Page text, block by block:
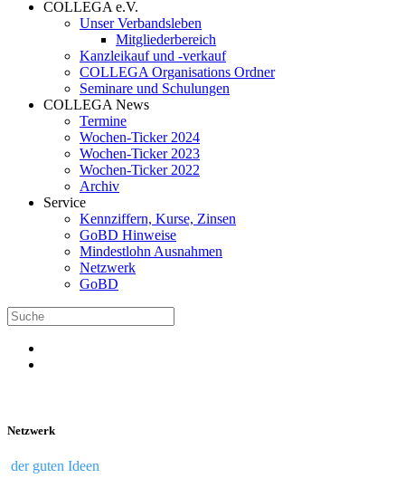
COLLEGA e.V.
Unser Verbandsleben
Mitgliederbereich
Kanzleikauf und -verkauf
COLLEGA Organisations Ordner
Seminare und Schulungen
COLLEGA News
Termine
Wochen-Ticker 2024
Wochen-Ticker 2023
Wochen-Ticker 2022
Archiv
Service
Kennziffern, Kurse, Zinsen
GoBD Hinweise
Mindestlohn Ausnahmen
Netzwerk
GoBD
Netzwerk
der guten Ideen